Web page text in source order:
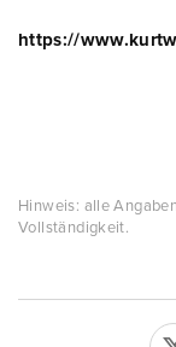
https://
Hinweis: alle
Vollständigkeit.